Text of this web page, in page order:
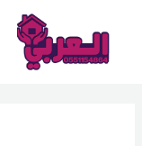
المحتوى